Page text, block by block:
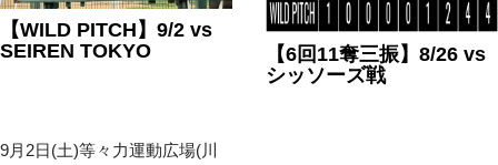
【WILD PITCH】9/2 vs
SEIREN TOKYO
9月2日(土)等々力運動広場(川
【6回11奪三振】8/26 vs
シッソーズ戦